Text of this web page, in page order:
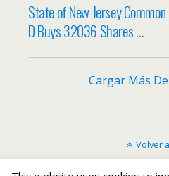
State of New Jersey Common
D Buys 32036 Shares …
Cargar Más
Volver